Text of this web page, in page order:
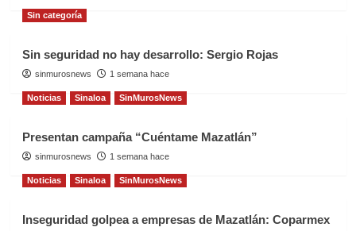
Sin categoría
Sin seguridad no hay desarrollo: Sergio Rojas
sinmurosnews 1 semana hace
Noticias Sinaloa SinMurosNews
Presentan campaña “Cuéntame Mazatlán”
sinmurosnews 1 semana hace
Noticias Sinaloa SinMurosNews
Inseguridad golpea a empresas de Mazatlán: Coparmex